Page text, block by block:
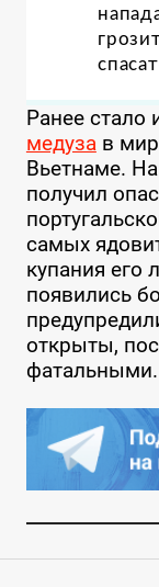
Ранее стало
медузав
Вьетнаме.
получил
самых
купания его
появились
открыты,
фатальными.